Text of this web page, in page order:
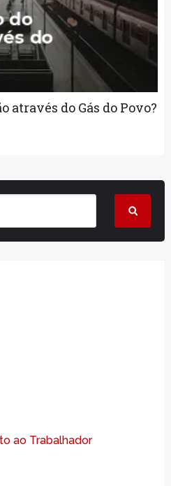
através do Gás do Povo?
ao Trabalhador